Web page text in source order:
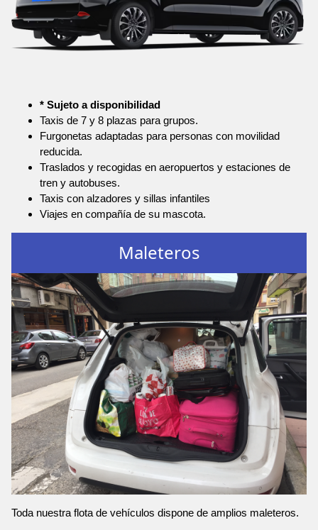
* Sujeto a disponibilidad
Taxis de 7 y 8 plazas para grupos.
Furgonetas adaptadas para personas con movilidad
reducida.
Traslados y recogidas en aeropuertos y estaciones de
tren y autobuses.
Taxis con alzadores y sillas infantiles
Viajes en compañía de su mascota.
Maleteros
Toda nuestra flota de vehículos dispone de amplios maleteros.